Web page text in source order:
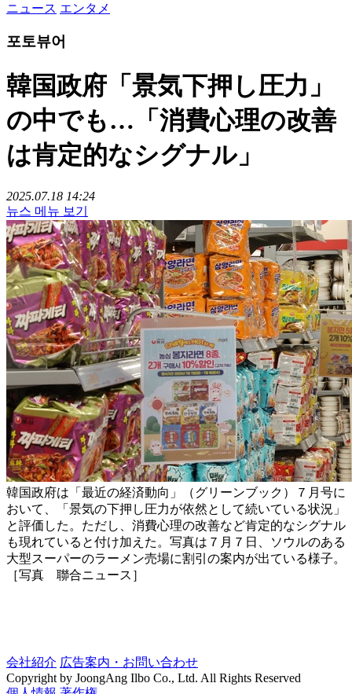
ニュース エンタメ
포토뷰어
韓国政府「景気下押し圧力」
の中でも…「消費心理の改善
は肯定的なシグナル」
2025.07.18 14:24
뉴스 메뉴 보기
韓国政府は「最近の経済動向」（グリーンブック）７月号に
おいて、「景気の下押し圧力が依然として続いている状況」
と評価した。ただし、消費心理の改善など肯定的なシグナル
も現れていると付け加えた。写真は７月７日、ソウルのある
大型スーパーのラーメン売場に割引の案内が出ている様子。
［写真 聯合ニュース］
会社紹介 広告案内・お問い合わせ
Copyright by JoongAng Ilbo Co., Ltd. All Rights Reserved